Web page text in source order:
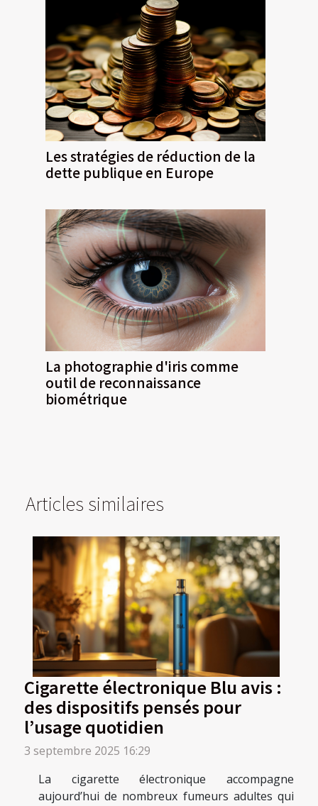
Les stratégies de réduction de la
dette publique en Europe
La photographie d'iris comme
outil de reconnaissance
biométrique
Articles similaires
Cigarette électronique Blu avis :
des dispositifs pensés pour
l’usage quotidien
3 septembre 2025 16:29
La cigarette électronique accompagne
aujourd’hui de nombreux fumeurs adultes qui